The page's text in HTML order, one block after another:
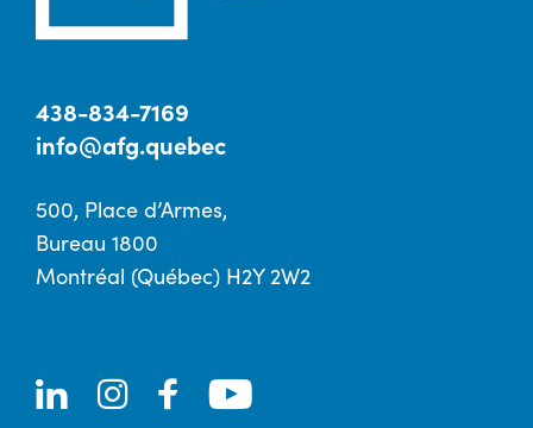
438-834-7169
info@afg.quebec
500, Place d’Armes,
Bureau 1800
Montréal (Québec) H2Y 2W2